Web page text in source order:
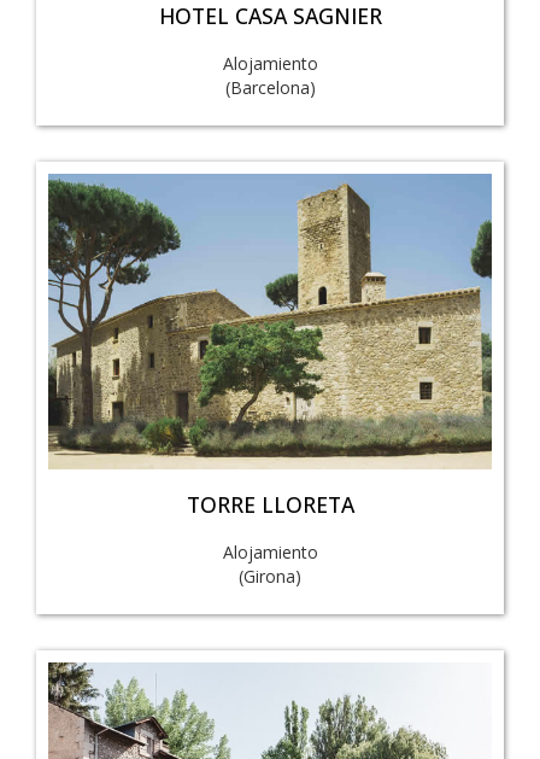
HOTEL CASA SAGNIER
Alojamiento
(Barcelona)
TORRE LLORETA
Alojamiento
(Girona)